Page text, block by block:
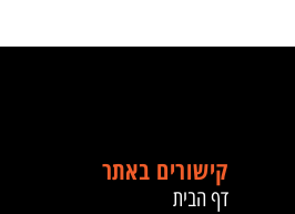
קישורים באתר
דף הבית